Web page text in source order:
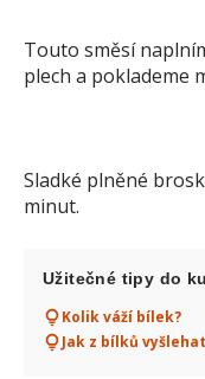
Touto směsí
plech a poklademe
Sladké plněné
minut.
Užitečné tipy do
Kolik váží bílek?
Jak z bílků